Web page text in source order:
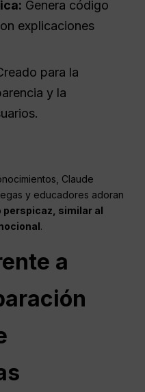
Genera código
explicaciones
para la
y la
Claude
y educadores adoran
perspicaz, similar al
.
a